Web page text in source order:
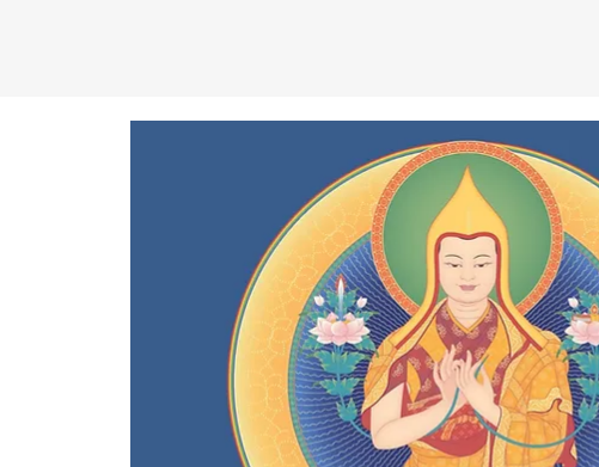
ENTRODE
KADAMPA H